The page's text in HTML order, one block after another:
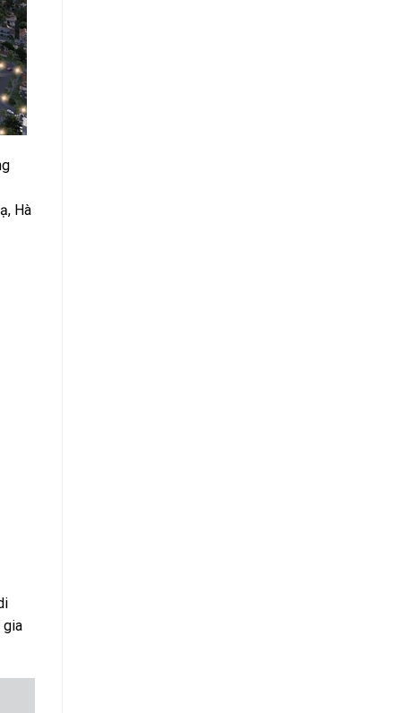
Hà
gia